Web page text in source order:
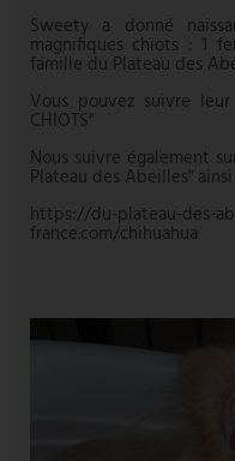
Sweety a donné
magnifiques chiots : 1
famille du Plateau des
Vous pouvez suivre
CHIOTS"
Nous suivre également
Plateau des Abeilles"
https://du-plateau-des-
france.com/chihuahua